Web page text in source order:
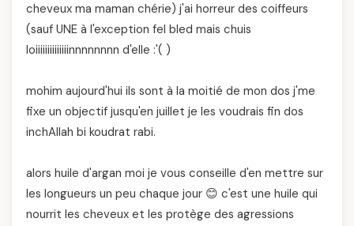
cheveux ma maman chérie) j'ai horreur des coiffeurs
(sauf UNE à l'exception fel bled mais chuis
loiiiiiiiiiiiiiinnnnnnnn d'elle :'( )
mohim aujourd'hui ils sont à la moitié de mon dos j'me
fixe un objectif jusqu'en juillet je les voudrais fin dos
inchAllah bi koudrat rabi.
alors huile d'argan moi je vous conseille d'en mettre sur
les longueurs un peu chaque jour 😊 c'est une huile qui
nourrit les cheveux et les protège des agressions